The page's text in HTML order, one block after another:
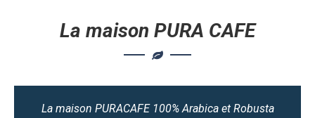
La maison PURA CAFE
La maison PURACAFE 100% Arabica et Robusta